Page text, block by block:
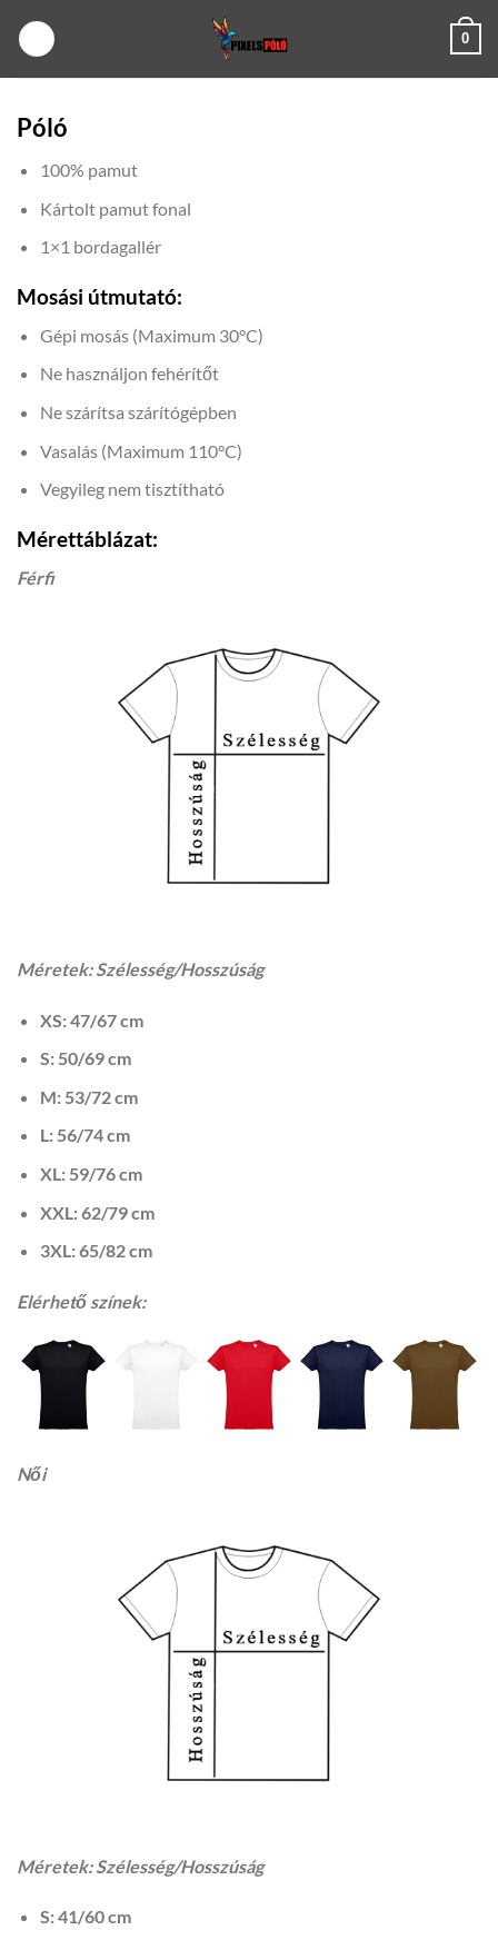
0
Póló
100% pamut
Kártolt pamut fonal
1×1 bordagallér
Mosási útmutató:
Gépi mosás (Maximum 30°C)
Ne használjon fehérítőt
Ne szárítsa szárítógépben
Vasalás (Maximum 110°C)
Vegyileg nem tisztítható
Mérettáblázat:
Férfi
Méretek: Szélesség/Hosszúság
XS: 47/67 cm
S: 50/69 cm
M: 53/72 cm
L: 56/74 cm
XL: 59/76 cm
XXL: 62/79 cm
3XL: 65/82 cm
Elérhető színek:
Női
Méretek: Szélesség/Hosszúság
S: 41/60 cm